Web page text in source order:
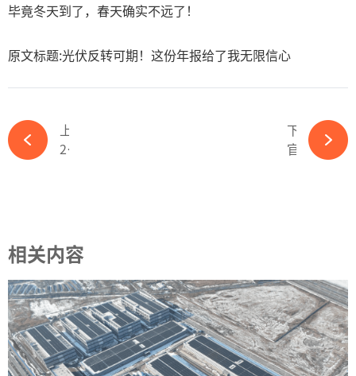
毕竟冬天到了，春天确实不远了！
原文标题:光伏反转可期！这份年报给了我无限信心
2026年，全球光伏单年装机量或将冲上1000吉瓦-必赢体育app官方平台
下一篇
官方数据出炉！1-2月光伏新增装机同比增长7.5%!-必赢体育app官方平台
相关内容